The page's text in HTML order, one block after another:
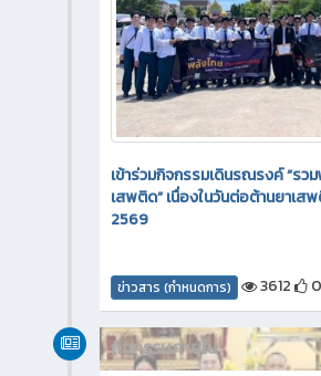
เข้าร่วมกิจกรรมเดินรณรงค์ “รว
เสพติด” เนื่องในวันต่อต้านยาเส
2569
ข่าวสาร (กำหนดการ) 3612 0
กิจกรรมภายใน